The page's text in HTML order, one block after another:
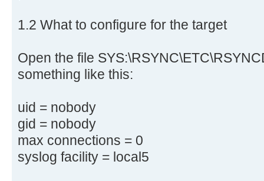
1.2 What to configure for the target
Open the file
something like this:
uid = nobody
gid = nobody
max connections = 0
syslog facility = local5